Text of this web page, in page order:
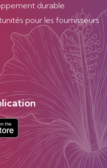
durable
pour les fournisseurs